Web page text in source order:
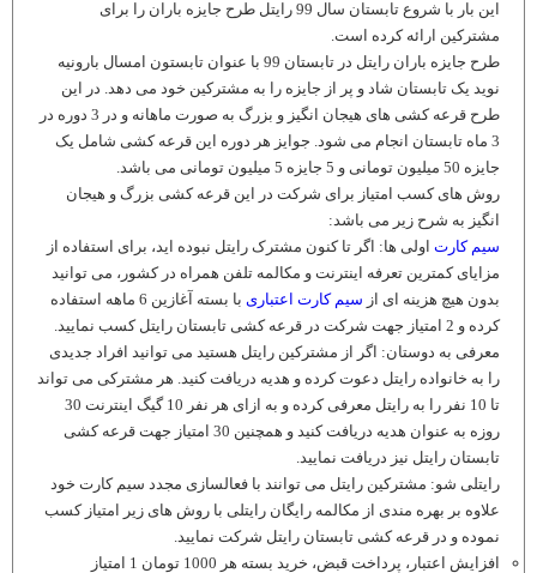
این بار با شروع تابستان سال 99 رایتل طرح جایزه باران را برای
مشترکین ارائه کرده است.
طرح جایزه باران رایتل در تابستان 99 با عنوان تابستون امسال بارونیه
نوید یک تابستان شاد و پر از جایزه را به مشترکین خود می دهد. در این
طرح قرعه کشی های هیجان انگیز و بزرگ به صورت ماهانه و در 3 دوره در
3 ماه تابستان انجام می شود. جوایز هر دوره این قرعه کشی شامل یک
جایزه 50 میلیون تومانی و 5 جایزه 5 میلیون تومانی می باشد.
روش های کسب امتیاز برای شرکت در این قرعه کشی بزرگ و هیجان
انگیز به شرح زیر می باشد:
سیم کارت اولی ها: اگر تا کنون مشترک رایتل نبوده اید، برای استفاده از
مزایای کمترین تعرفه اینترنت و مکالمه تلفن همراه در کشور، می توانید
بدون هیچ هزینه ای از سیم کارت اعتباری
با بسته آغازین 6 ماهه استفاده
کرده و 2 امتیاز جهت شرکت در قرعه کشی تابستان رایتل کسب نمایید.
معرفی به دوستان: اگر از مشترکین رایتل هستید می توانید افراد جدیدی
را به خانواده رایتل دعوت کرده و هدیه دریافت کنید. هر مشترکی می تواند
تا 10 نفر را به رایتل معرفی کرده و به ازای هر نفر 10 گیگ اینترنت 30
روزه به عنوان هدیه دریافت کنید و همچنین 30 امتیاز جهت قرعه کشی
تابستان رایتل نیز دریافت نمایید.
رایتلی شو: مشترکین رایتل می توانند با فعالسازی مجدد سیم کارت خود
علاوه بر بهره مندی از مکالمه رایگان رایتلی با روش های زیر امتیاز کسب
نموده و در قرعه کشی تابستان رایتل شرکت نمایید.
افزایش اعتبار، پرداخت قبض، خرید بسته هر 1000 تومان 1 امتیاز